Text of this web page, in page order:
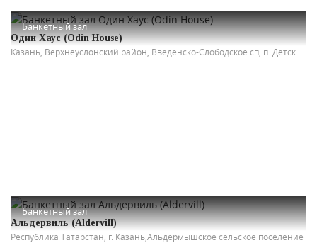
Банкетный зал
Один Хаус (Odin House)
Банкетный зал
Альдервиль (Aldervill)
Республика Татарстан, г. Казань,Альдермышское сельское поселение